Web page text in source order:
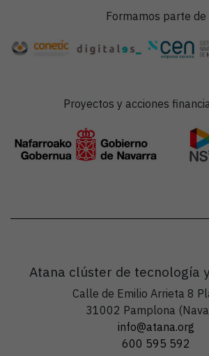
Formamos parte de
Proyectos y acciones
Atana clúster de tecnología
Calle de Emilio Arrieta 8
31002 Pamplona
info@atana.org
600 595 592